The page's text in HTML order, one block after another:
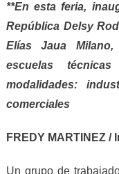
**En esta feria,
República Delsy
Elías Jaua
escuelas
modalidades:
comerciales
FREDY MARTINEZ /
Un grupo de